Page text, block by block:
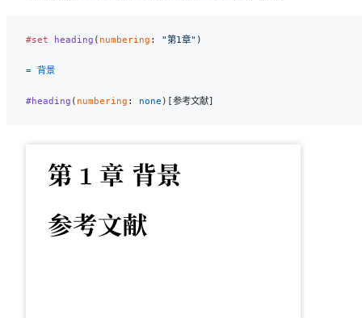
#set heading ( numbering : "第1章" )
= 背景
#heading ( numbering : none )[参考文献]